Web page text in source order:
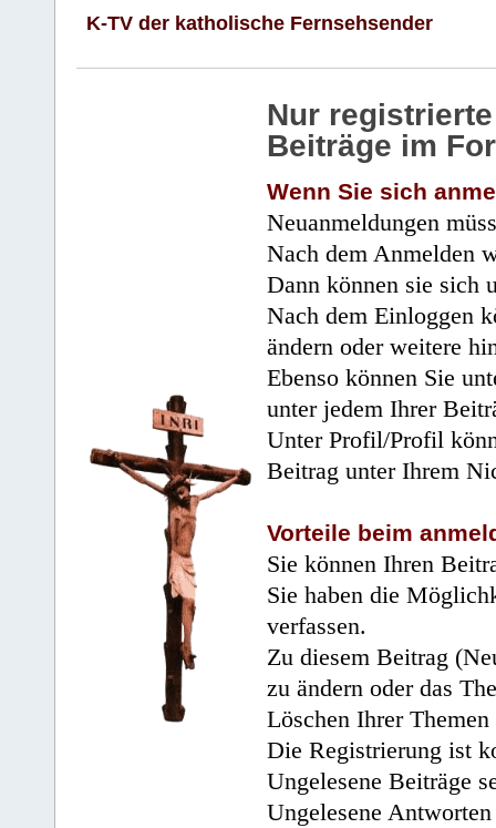
K-TV der katholische Fernsehsender
Nur
Beiträge im
Wenn Sie sich
Neuanmeldungen
Nach dem Anmelden
Dann können sie sich
Nach dem Einloggen
ändern oder weitere
Ebenso können Sie
unter jedem Ihrer
Unter Profil/Profil
Beitrag unter Ihrem
Vorteile beim
Sie können Ihren
Sie haben die
verfassen.
Zu diesem Beitrag
zu ändern oder das
Löschen Ihrer
Die Registrierung ist
Ungelesene Beiträge
Ungelesene